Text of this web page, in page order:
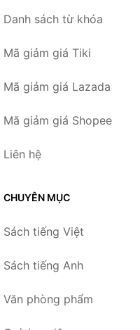
Danh sách từ khóa
Mã giảm giá Tiki
Mã giảm giá Lazada
Mã giảm giá Shopee
Liên hệ
CHUYÊN MỤC
Sách tiếng Việt
Sách tiếng Anh
Văn phòng phẩm